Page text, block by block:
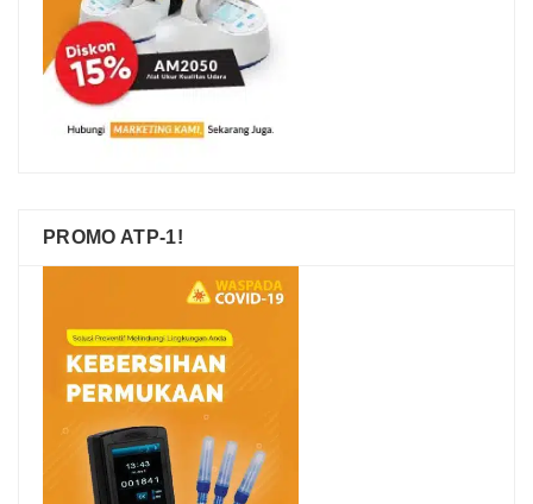
PROMO ATP-1!